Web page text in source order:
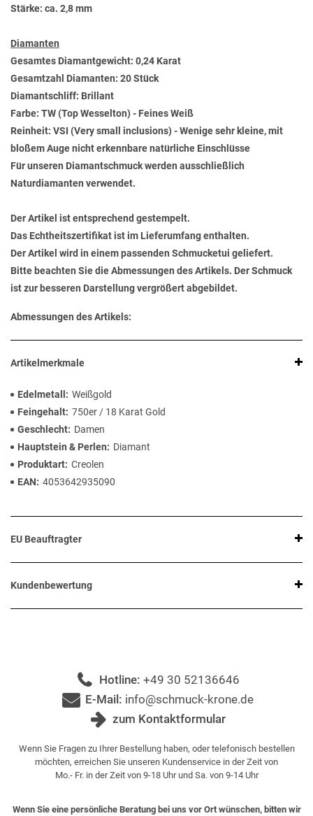
Stärke: ca. 2,8 mm
Diamanten
Gesamtes Diamantgewicht: 0,24 Karat
Gesamtzahl Diamanten: 20 Stück
Diamantschliff: Brillant
Farbe: TW (Top Wesselton) - Feines Weiß
Reinheit: VSI (Very small inclusions) - Wenige sehr kleine, mit
bloßem Auge nicht erkennbare natürliche Einschlüsse
Für unseren Diamantschmuck werden ausschließlich
Naturdiamanten verwendet.
Der Artikel ist entsprechend gestempelt.
Das Echtheitszertifikat ist im Lieferumfang enthalten.
Der Artikel wird in einem passenden Schmucketui geliefert.
Bitte beachten Sie die Abmessungen des Artikels. Der Schmuck
ist zur besseren Darstellung vergrößert abgebildet.
Abmessungen des Artikels:
Artikelmerkmale
Edelmetall
Weißgold
Feingehalt 750er / 18 Karat Gold
Geschlecht
Damen
Hauptstein & Perlen
Diamant
Produktart Creolen
EAN
4053642935090
EU Beauftragter
Kundenbewertung
Hotline: +49 30 52136646
E-Mail: info@schmuck-krone.de
zum Kontaktformular
Wenn Sie Fragen zu Ihrer Bestellung haben, oder telefonisch bestellen
möchten, erreichen Sie unseren Kundenservice in der Zeit von
Mo.- Fr. in der Zeit von 9-18 Uhr und Sa. von 9-14 Uhr
Wenn Sie eine persönliche Beratung bei uns vor Ort wünschen, bitten wir